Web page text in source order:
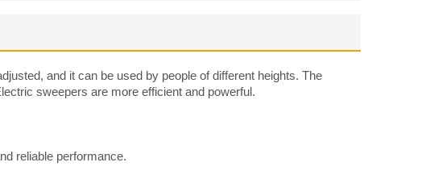
and it can be used by people of different heights. The
sweepers are more efficient and powerful.
reliable performance.